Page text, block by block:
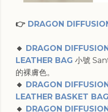
👉 DRAGON
🔸 DRAGON
LEATHER BAG 小號
的裸膚色。
🔸 DRAGON
LEATHER BASKET BAG
🔸 DRAGON